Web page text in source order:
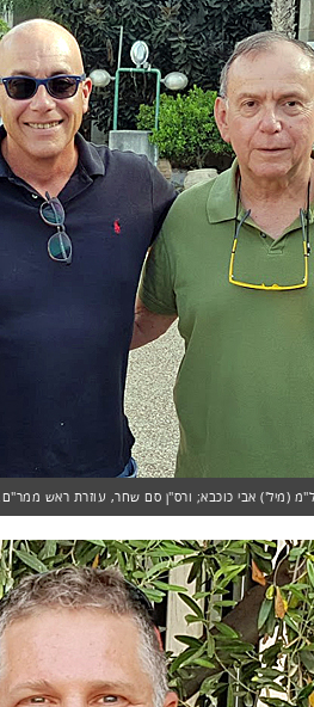
(מיל') אבי כוכבא; ורס"ן סם שחר, עוזרת ראש